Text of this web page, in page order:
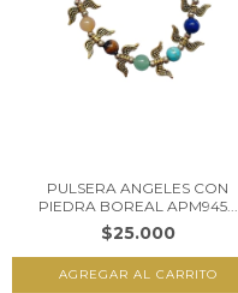
PULSERA ANGELES CON
PIEDRA BOREAL APM945...
$25.000